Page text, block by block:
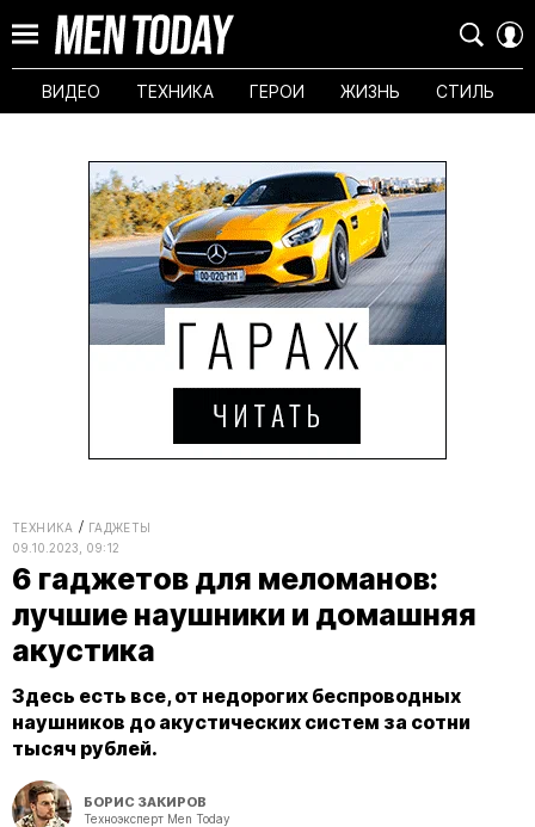
ВИДЕО ТЕХНИКА ГЕРОИ ЖИЗНЬ СТИЛЬ
ТЕХНИКА
ГАДЖЕТЫ
09.10.2023, 09:12
6 гаджетов для меломанов:
лучшие наушники и домашняя
акустика
Здесь есть все, от недорогих беспроводных
наушников до акустических систем за сотни
тысяч рублей.
БОРИС ЗАКИРОВ
Техноэксперт Men Today